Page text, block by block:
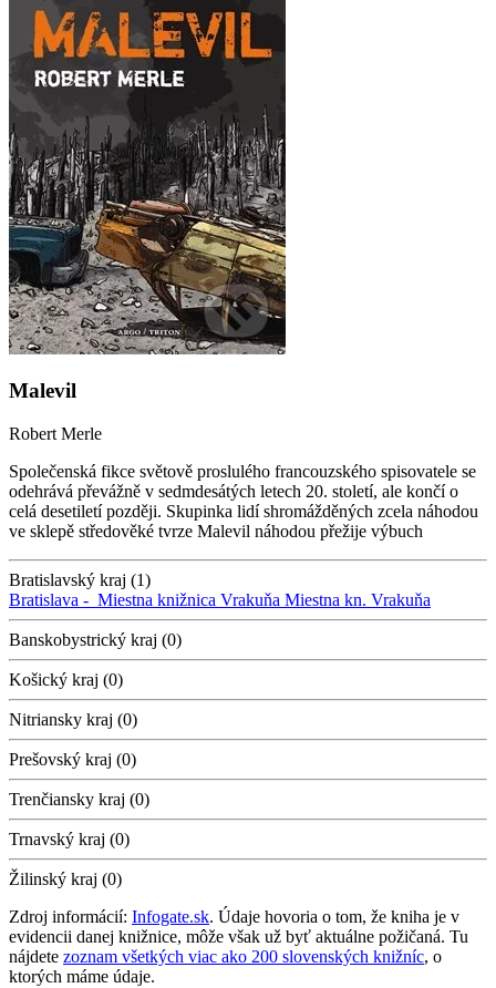
Malevil
Robert Merle
Společenská fikce světově proslulého francouzského spisovatele se
odehrává převážně v sedmdesátých letech 20. století, ale končí o
celá desetiletí později. Skupinka lidí shromážděných zcela náhodou
ve sklepě středověké tvrze Malevil náhodou přežije výbuch
Bratislavský kraj (1)
Bratislava - Miestna knižnica Vrakuňa Miestna kn. Vrakuňa
Banskobystrický kraj (0)
Košický kraj (0)
Nitriansky kraj (0)
Prešovský kraj (0)
Trenčiansky kraj (0)
Trnavský kraj (0)
Žilinský kraj (0)
Zdroj informácií: Infogate.sk. Údaje hovoria o tom, že kniha je v
evidencii danej knižnice, môže však už byť aktuálne požičaná. Tu
nájdete zoznam všetkých viac ako 200 slovenských knižníc, o
ktorých máme údaje.